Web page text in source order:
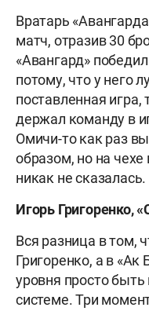
Вратарь
матч, отразив 30
«Авангард»
потому, что у него
поставленная
держал команду в
Омичи-то как раз
образом, но на
никак не сказалась.
Игорь Григоренко,
Вся разница в том,
Григоренко, а в «Ак
уровня просто
системе. Три